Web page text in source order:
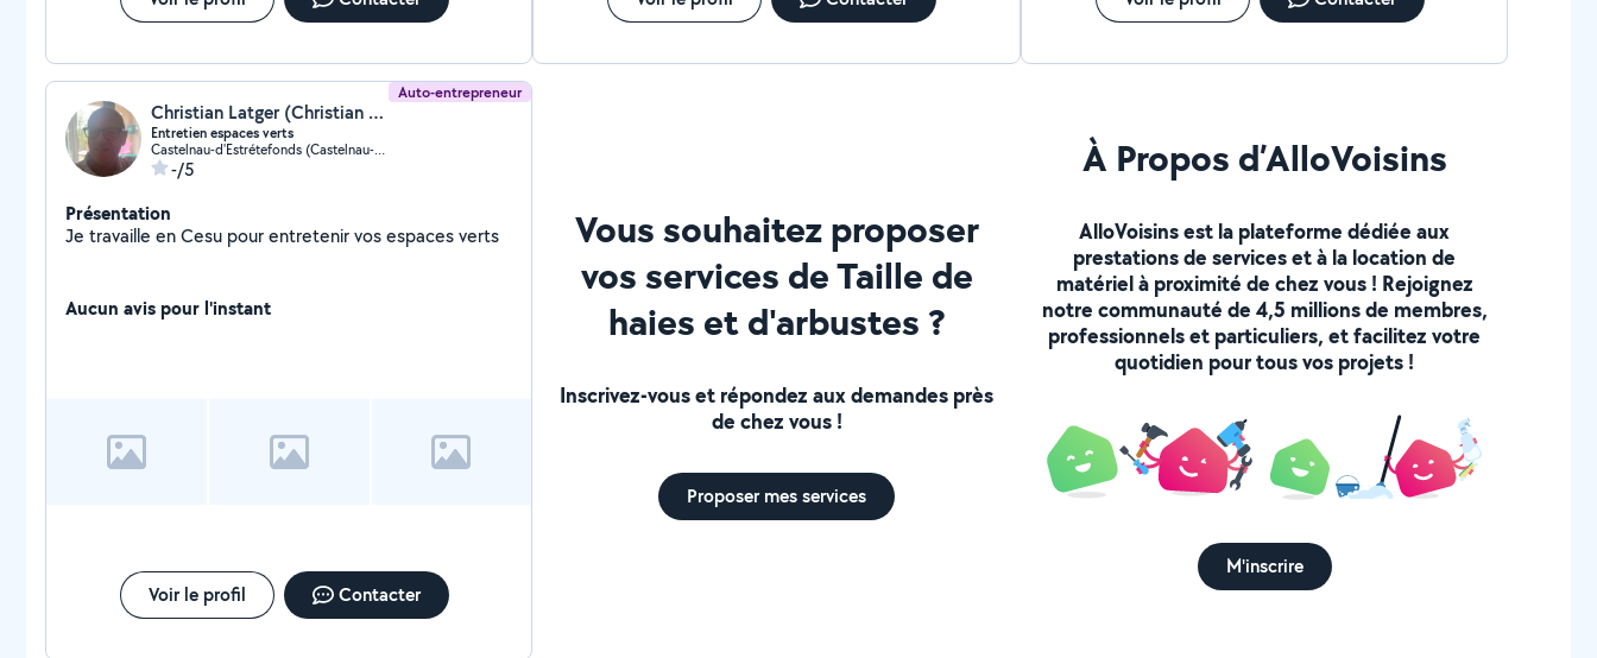
de plus sur la prestation qui devait coûter normalement 150 €.
Auto-entrepreneur
Christian Latger (Christian Latger)
Entretien espaces verts
Castelnau-d'Estrétefonds (Castelnau-d'Estrétefonds)
-/5
Présentation
Je travaille en Cesu pour entretenir vos espaces verts
Aucun avis pour l'instant
Voir le profil Contacter
Vous souhaitez proposer
vos services de Taille de
haies et d'arbustes ?
Inscrivez-vous et répondez aux demandes près
de chez vous !
Proposer mes services
À Propos d’AlloVoisins
AlloVoisins est la plateforme dédiée aux
prestations de services et à la location de
matériel à proximité de chez vous ! Rejoignez
notre communauté de 4,5 millions de membres,
professionnels et particuliers, et facilitez votre
quotidien pour tous vos projets !
M'inscrire